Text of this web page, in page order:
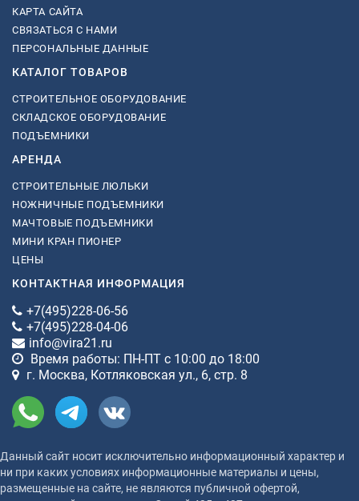
КАРТА САЙТА
СВЯЗАТЬСЯ С НАМИ
ПЕРСОНАЛЬНЫЕ ДАННЫЕ
КАТАЛОГ ТОВАРОВ
СТРОИТЕЛЬНОЕ ОБОРУДОВАНИЕ
СКЛАДСКОЕ ОБОРУДОВАНИЕ
ПОДЪЕМНИКИ
АРЕНДА
СТРОИТЕЛЬНЫЕ ЛЮЛЬКИ
НОЖНИЧНЫЕ ПОДЪЕМНИКИ
МАЧТОВЫЕ ПОДЪЕМНИКИ
МИНИ КРАН ПИОНЕР
ЦЕНЫ
КОНТАКТНАЯ ИНФОРМАЦИЯ
+7(495)228-06-56
+7(495)228-04-06
info@vira21.ru
Время работы: ПН-ПТ с 10:00 до 18:00
г. Москва, Котляковская ул., 6, стр. 8
Данный сайт носит исключительно информационный характер и
ни при каких условиях информационные материалы и цены,
размещенные на сайте, не являются публичной офертой,